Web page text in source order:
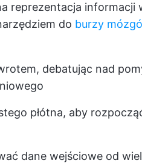
reprezentacja informacji
do burzy
debatując nad
płótna, aby
dane wejściowe od